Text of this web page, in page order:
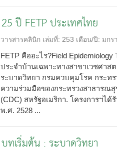
25 ปี FETP ประเทศไทย
วารสารคลินิก เล่มที่: 253 เดือน/ปี: มกร
FETP คืออะไร?Field
ประจำบ้านเฉพาะทางสาขาเวชศา
ระบาดวิทยา กรมควบคุมโรค กระท
ความร่วมมือของกระทรวงสาธารณ
(CDC) สหรัฐอเมริกา. โครงการฯไ
พ.ศ. 2528 ...
บทเริ่มต้น : ระบาดวิทยา